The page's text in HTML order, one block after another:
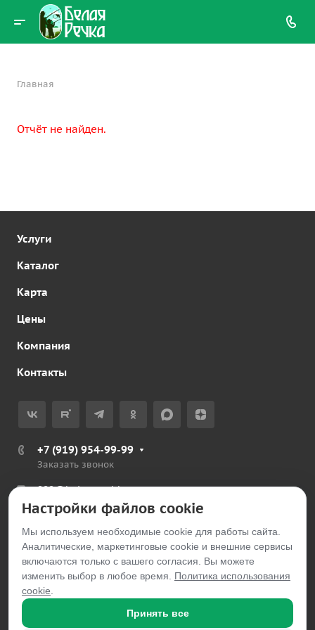
Главная
Отчёт не найден.
Услуги
Каталог
Карта
Цены
Компания
Контакты
+7 (919) 954-99-99
Заказать звонок
999@belayarechka.ru
Тюменская обл., Ялуторовский р-н, с. Петелино
© 2026 belayarechka.ru
Настройки файлов cookie
Мы используем необходимые cookie для работы сайта.
Аналитические, маркетинговые cookie и внешние сервисы
включаются только с вашего согласия. Вы можете
изменить выбор в любое время. Политика использования
cookie
Принять все